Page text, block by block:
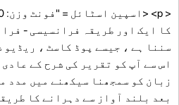
کا ایک اور طریقہ فرانسیسی -
سننا ہے ، جیسے پوڈ کاسٹ ، ریڈیو
اس سے آپ کو تقریر کی شرح کے
زبان کو سمجھنا سیکھنے میں مدد
بعد بلند آواز سے دہرانے کا